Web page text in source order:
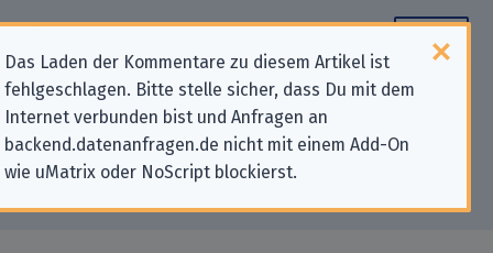
Das Laden der Kommentare zu diesem Artikel ist
fehlgeschlagen. Bitte stelle sicher, dass Du mit dem
Internet verbunden bist und Anfragen an
backend.datenanfragen.de nicht mit einem Add-On
wie uMatrix oder NoScript blockierst.
Datenschutz-Kontaktdaten für
„Historische S-Bahn Hamburg e.V.
(HiSH)“